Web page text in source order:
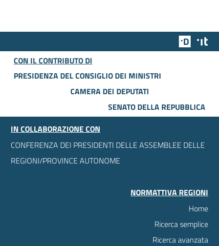
Team
CON IL CONTRIBUTO DI
PRESIDENZA DEL CONSIGLIO DEI MINISTRI
CAMERA DEI DEPUTATI
SENATO DELLA REPUBBLICA
IN COLLABORAZIONE CON
CONFERENZA DEI PRESIDENTI DELLE ASSEMBLEE DELLE
REGIONI/PROVINCE AUTONOME
NORMATTIVA REGIONI
Home
Ricerca semplice
Ricerca avanzata